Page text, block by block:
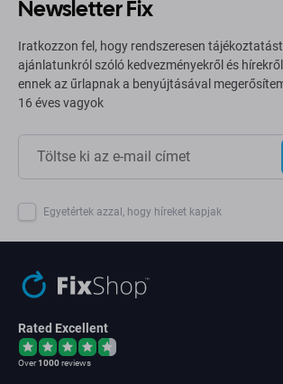
Newsletter Fix
Iratkozzon fel, hogy rendszeresen
ajánlatunkról szóló kedvezményekről és
ennek az űrlapnak a benyújtásával
16 éves vagyok
Egyetértek azzal, hogy híreket kapjak
Rated Excellent
Over1000reviews